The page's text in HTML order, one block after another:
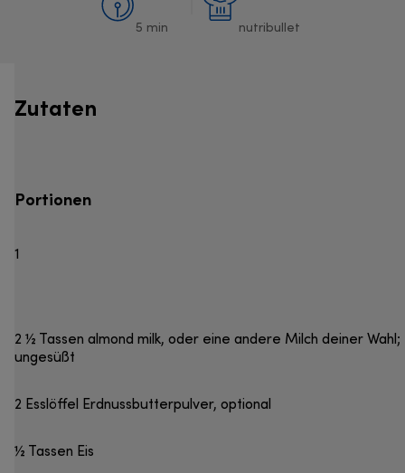
5 min nutribullet
Zutaten
Portionen
1
2 ½ Tassen almond milk, oder eine andere Milch deiner Wahl;
ungesüßt
2 Esslöffel Erdnussbutterpulver, optional
½ Tassen Eis